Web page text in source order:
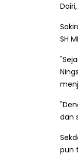
SH
dan
pun